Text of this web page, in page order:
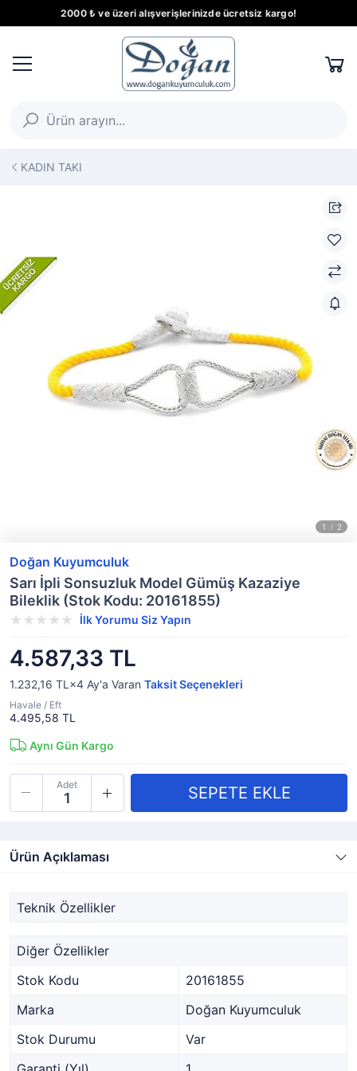
2000 ₺ ve üzeri alışverişlerinizde ücretsiz kargo!
KADIN TAKI
Doğan Kuyumculuk
Sarı İpli Sonsuzluk Model Gümüş Kazaziye
Bileklik (Stok Kodu: 20161855)
İlk Yorumu Siz Yapın
4.587,33 TL
1.232,16 TL×4 Ay'a Varan Taksit Seçenekleri
Havale / Eft
4.495,58 TL
Aynı Gün Kargo
Adet
Ürün Açıklaması
Teknik Özellikler
Diğer Özellikler
Stok Kodu
20161855
Marka
Doğan Kuyumculuk
Stok Durumu
Var